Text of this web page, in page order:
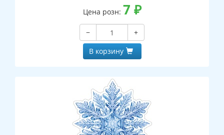
Цена розн: 7 ₽
−
+
В корзину